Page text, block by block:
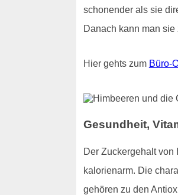
schonender als sie
Danach kann man
Hier gehts zum Büro-
Gesundheit,
Der Zuckergehalt
kalorienarm. Die
gehören zu den